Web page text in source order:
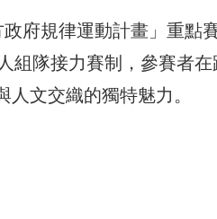
府規律運動計畫」重點
組隊接力賽制，參賽者
文交織的獨特魅力。